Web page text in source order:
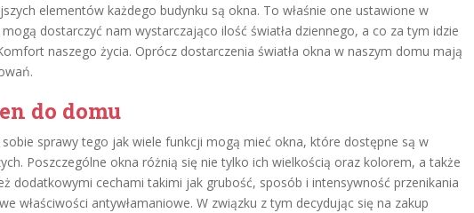
elementów każdego budynku są okna. To właśnie one ustawione w
dostarczyć nam wystarczająco ilość światła dziennego, a co za tym idzie
naszego życia. Oprócz dostarczenia światła okna w naszym domu mają
do domu
sprawy tego jak wiele funkcji mogą mieć okna, które dostępne są w
Poszczególne okna różnią się nie tylko ich wielkością oraz kolorem, a także
dodatkowymi cechami takimi jak grubość, sposób i intensywność przenikania
właściwości antywłamaniowe. W związku z tym decydując się na zakup